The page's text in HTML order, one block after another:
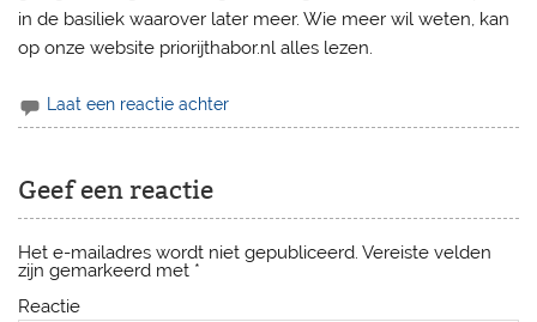
in de basiliek waarover later meer. Wie meer wil weten, kan
op onze website priorijthabor.nl alles lezen.
Laat een reactie achter
Geef een reactie
Het e-mailadres wordt niet gepubliceerd. Vereiste velden
zijn gemarkeerd met *
Reactie